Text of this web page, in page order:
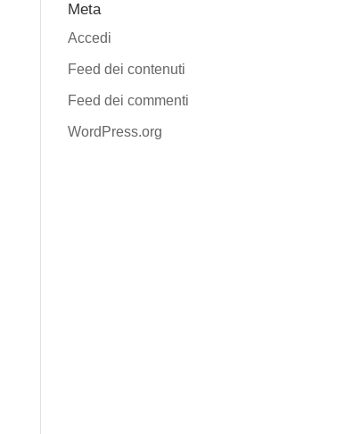
Meta
Accedi
Feed dei contenuti
Feed dei commenti
WordPress.org